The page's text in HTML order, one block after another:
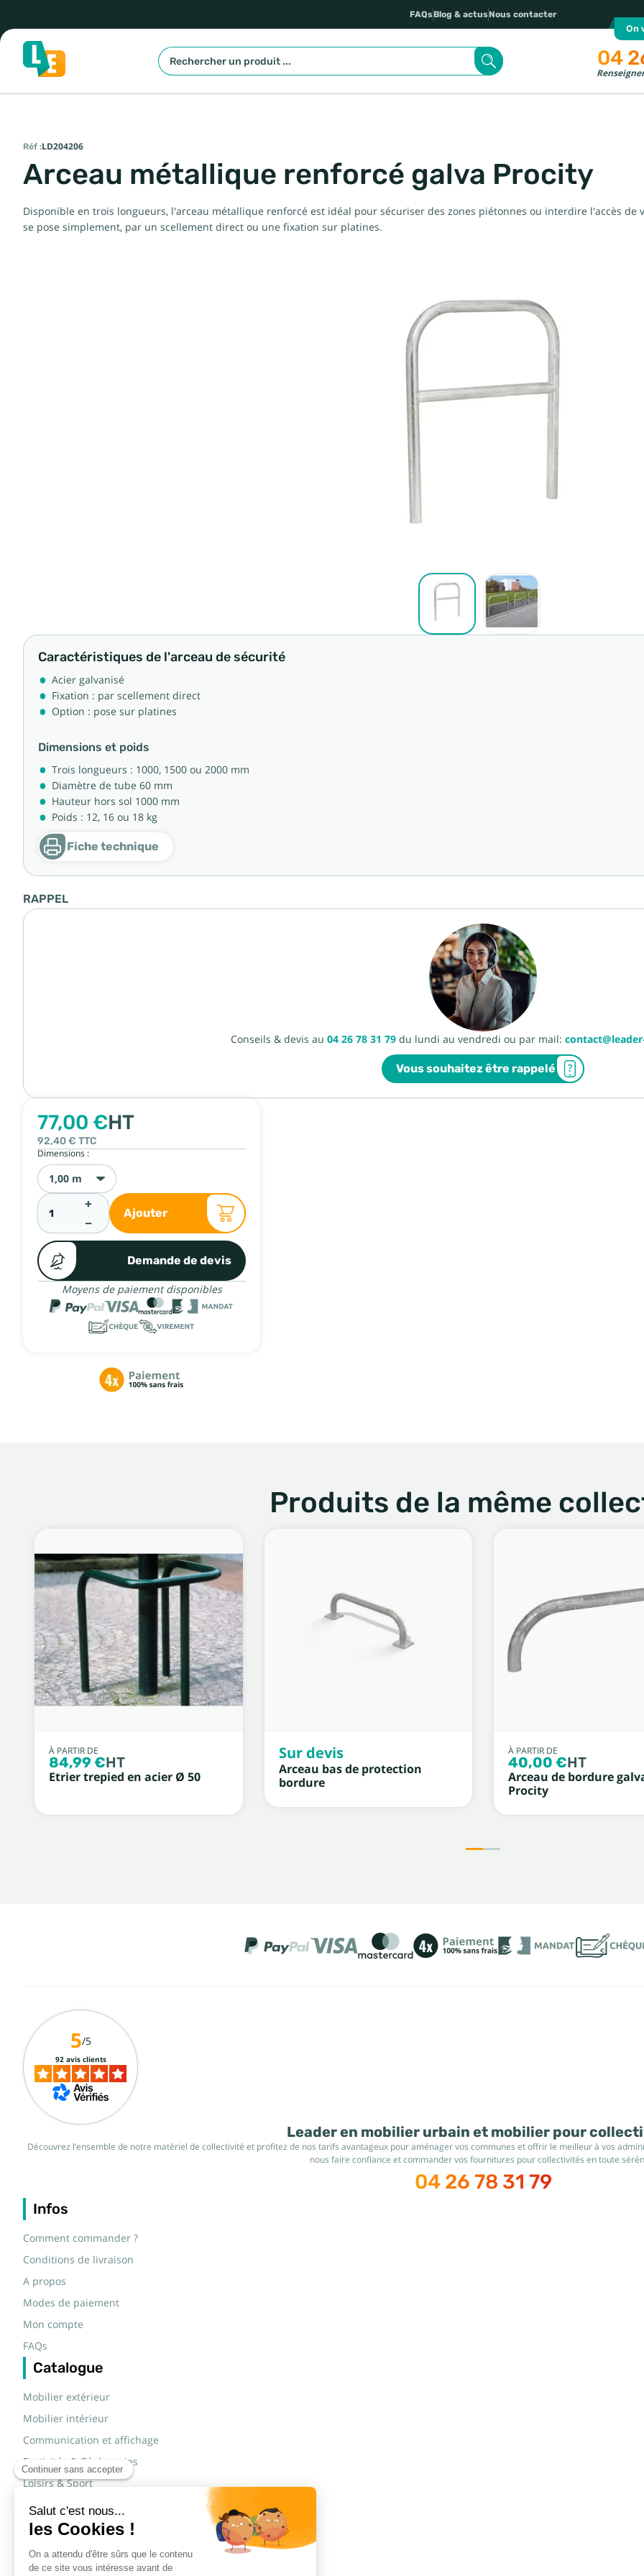
FAQsBlog & actusNous contacter
On
04
77,00 €HT
92,40 € TTC
Dimensions :
1,00 m
+
−
Ajouter
Demande de devis
Moyens de paiement disponibles
Réf :LD204206
Arceau métallique renforcé galva Procity
Disponible en trois longueurs, l'arceau métallique renforcé est idéal pour sécuriser des zones piétonnes ou interdire l'accès de
se pose simplement, par un scellement direct ou une fixation sur platines.
Caractéristiques de l'arceau de sécurité
Acier galvanisé
Fixation : par scellement direct
Option : pose sur platines
Dimensions et poids
Trois longueurs : 1000, 1500 ou 2000 mm
Diamètre de tube 60 mm
Hauteur hors sol 1000 mm
Poids : 12, 16 ou 18 kg
Fiche technique
RAPPEL
Conseils & devis au 04 26 78 31 79du lundi au vendredi ou par mail:
Vous souhaitez être rappelé
Produits de la même
À PARTIR DE
84,99 €HT
Etrier trepied en acier Ø 50
Sur devis
Arceau bas de protection
bordure
À PARTIR DE
40,00 €HT
Arceau de bordure
Procity
Leader en mobilier urbain et mobilier pour
Découvrez l’ensemble de notre matériel de collectivité et profitez de nos tarifs avantageux pour aménager vos communes et offrir le meilleur à vos
nous faire confiance et commander vos fournitures pour collectivités en toute
04 26 78 31 79
Infos
Comment commander ?
Conditions de livraison
A propos
Modes de paiement
Mon compte
FAQs
Catalogue
Mobilier extérieur
Mobilier intérieur
Communication et affichage
Festivités & Cérémonies
Loisirs & Sport
Mobilier scolaire
Mobilier urbain
Sécurité routière & TP
Tables pliantes rectangulaires
5/5
92 avis clients